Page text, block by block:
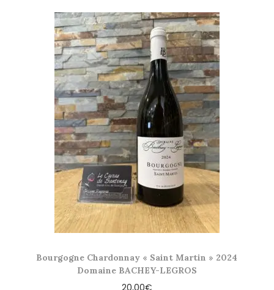
Bourgogne Chardonnay « Saint Martin » 2024
Domaine BACHEY-LEGROS